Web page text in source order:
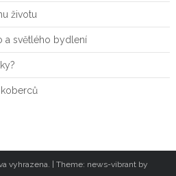
životu
a světlého bydlení
vyhrazena. | Theme: news-vibrant by